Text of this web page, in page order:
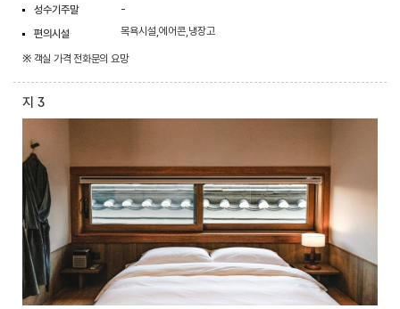
성수기주말
-
편의시설
목욕시설,에어콘,냉장고
※ 객실 가격 전화문의 요망
지 3